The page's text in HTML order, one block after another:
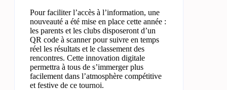
Pour faciliter l’accès à l’information, une
nouveauté a été mise en place cette année :
les parents et les clubs disposeront d’un
QR code à scanner pour suivre en temps
réel les résultats et le classement des
rencontres. Cette innovation digitale
permettra à tous de s’immerger plus
facilement dans l’atmosphère compétitive
et festive de ce tournoi.